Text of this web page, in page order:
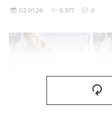
02.01.26 6 517 0